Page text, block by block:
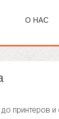
О НАС
принтеров